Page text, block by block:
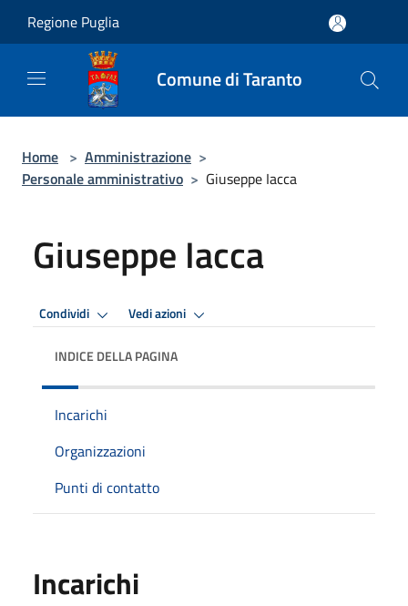
Regione Puglia
Comune di Taranto
Home > Amministrazione >
Personale amministrativo > Giuseppe Iacca
Giuseppe Iacca
Condividi Vedi azioni
INDICE DELLA PAGINA
Incarichi
Organizzazioni
Punti di contatto
Incarichi